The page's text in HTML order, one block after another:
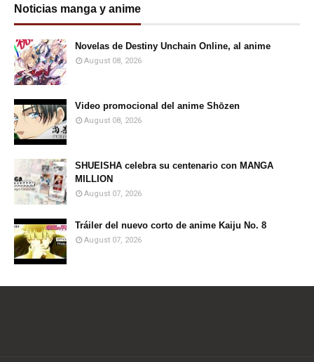
Noticias manga y anime
Novelas de Destiny Unchain Online, al anime
August 08, 2026
Video promocional del anime Shōzen
August 08, 2026
SHUEISHA celebra su centenario con MANGA
MILLION
August 07, 2026
Tráiler del nuevo corto de anime Kaiju No. 8
August 07, 2026